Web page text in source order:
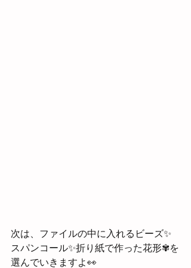
次は、ファイルの中に入れるビーズ✨
スパンコール✨折り紙で作った花形✾を
選んでいきますよ👀